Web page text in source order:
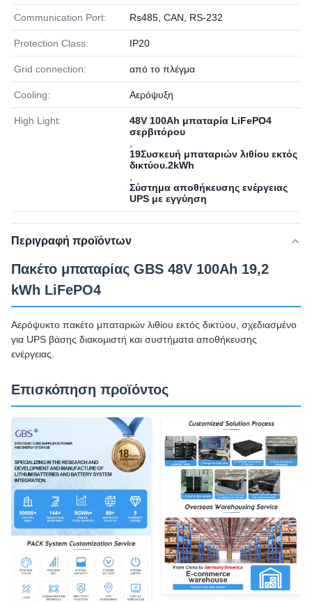
Communication Port: Rs485, CAN, RS-232
Protection Class: IP20
Grid connection: από το πλέγμα
Cooling: Αερόψυξη
High Light:
48V 100Ah μπαταρία LiFePO4
σερβιτόρου
19Συσκευή μπαταριών λιθίου εκτός
δικτύου.2kWh
Σύστημα αποθήκευσης ενέργειας
UPS με εγγύηση
Περιγραφή προϊόντων
Πακέτο μπαταρίας GBS 48V 100Ah 19,2
kWh LiFePO4
Αερόψυκτο πακέτο μπαταριών λιθίου εκτός δικτύου, σχεδιασμένο
για UPS βάσης διακομιστή και συστήματα αποθήκευσης
ενέργειας.
Επισκόπηση προϊόντος